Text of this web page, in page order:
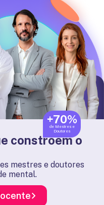
+70%
de Mestres e
Doutores
constroem o
mestres e doutores
mental.